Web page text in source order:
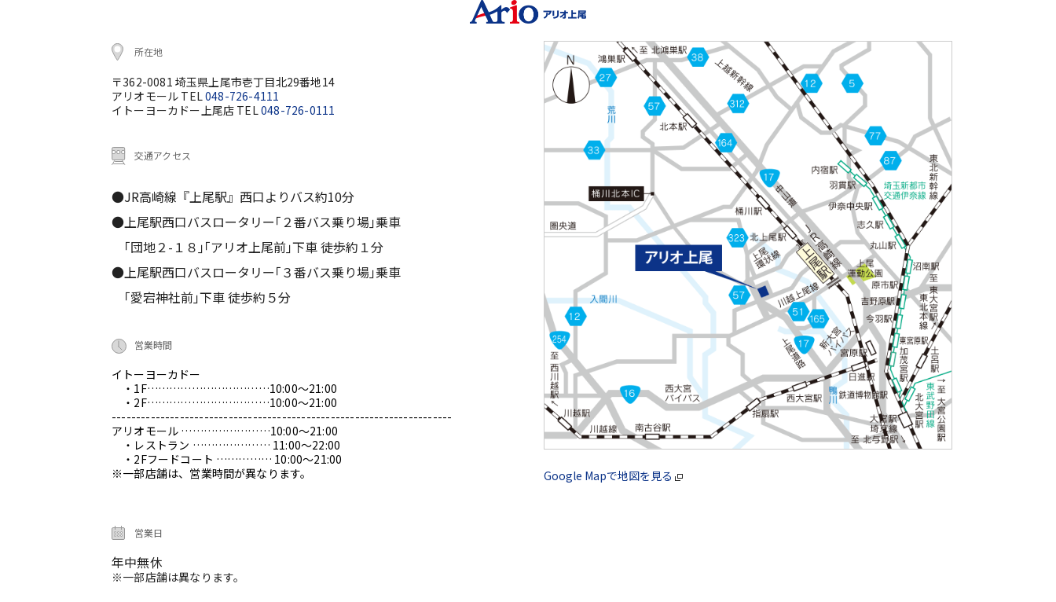
所在地
〒362-0081 埼玉県上尾市壱丁目北29番地14
アリオモール TEL048-726-4111
イトーヨーカドー上尾店 TEL048-726-0111
交通アクセス
●JR高崎線『上尾駅』西口よりバス約10分
●上尾駅西口バスロータリー｢２番バス乗り場｣乗車
｢団地２-１８｣｢アリオ上尾前｣下車 徒歩約１分
●上尾駅西口バスロータリー｢３番バス乗り場｣乗車
｢愛宕神社前｣下車 徒歩約５分
営業時間
イトーヨーカドー
・1F……………………………10:00～21:00
・2F……………………………10:00～21:00
----------------------------------------------------------------------
アリオモール ……………………10:00～21:00
・レストラン ………………… 11:00～22:00
・2Fフードコート …………… 10:00～21:00
※一部店舗は、営業時間が異なります。
営業日
年中無休
※一部店舗は異なります。
Google Mapで地図を見る